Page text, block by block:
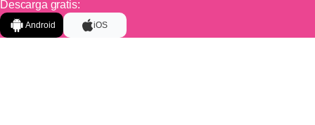
Descarga gratis:
Android iOS